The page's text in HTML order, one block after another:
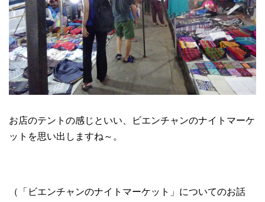
お店のテントの感じといい、ビエンチャンのナイトマーケ
ットを思い出しますね～。
（「ビエンチャンのナイトマーケット」についてのお話